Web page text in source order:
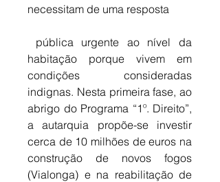
necessitam de uma resposta
habitação porque vivem em
condições consideradas
indignas. Nesta primeira fase, ao
abrigo do Programa “1º. Direito”,
a autarquia propõe-se investir
cerca de 10 milhões de euros na
construção de novos fogos
(Vialonga) e na reabilitação de